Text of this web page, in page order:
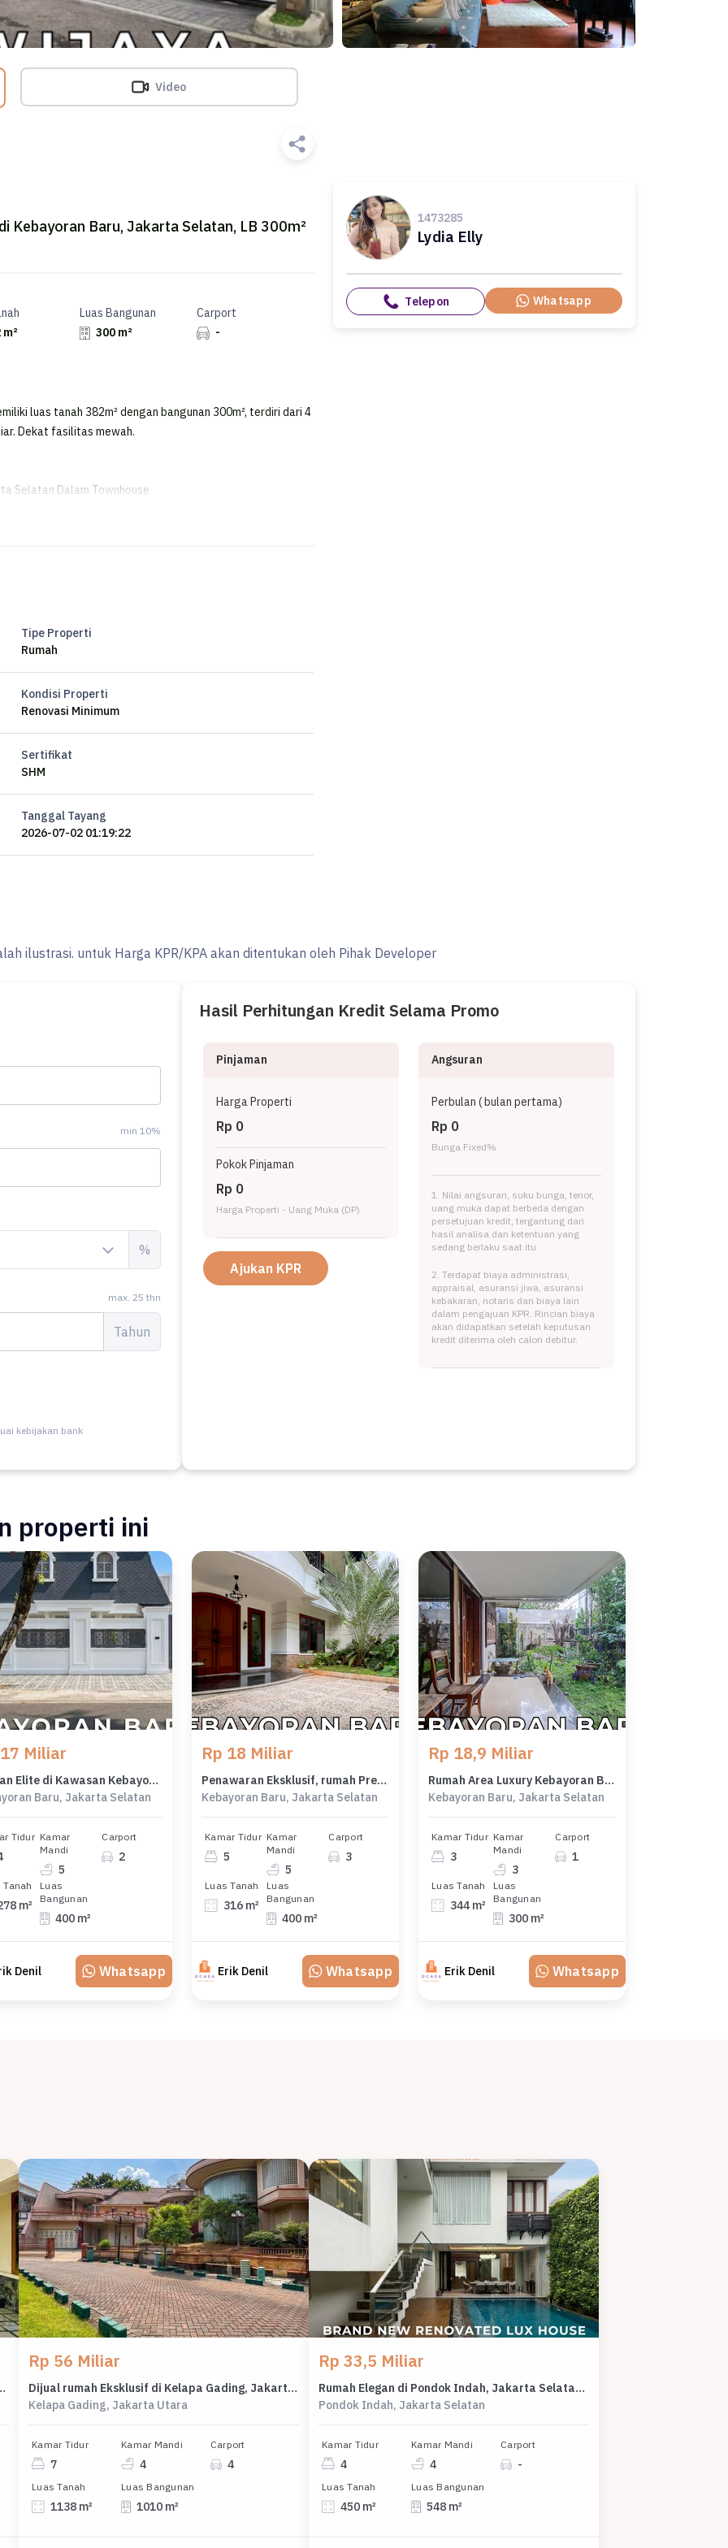
Video
Kebayoran Baru, Jakarta Selatan, LB 300m²
Luas Bangunan
300 m²
Carport
-
luas tanah 382m² dengan bangunan 300m², terdiri dari 4
Dekat fasilitas mewah.
Selatan Dalam Townhouse
Tipe Properti
Rumah
Kondisi Properti
Renovasi Minimum
Sertifikat
SHM
Tanggal Tayang
2026-07-02 01:19:22
1473285
Lydia Elly
Telepon Whatsapp
ilustrasi. untuk Harga KPR/KPA akan ditentukan oleh Pihak Developer
min 10%
%
max. 25 thn
Tahun
kebijakan bank
Hasil Perhitungan Kredit Selama Promo
Pinjaman
Harga Properti
Rp 0
Pokok Pinjaman
Rp 0
Harga Properti - Uang Muka (DP)
Ajukan KPR
Angsuran
Perbulan (bulan pertama)
Rp 0
Bunga Fixed%
1. Nilai angsuran, suku bunga, tenor,
uang muka dapat berbeda dengan
persetujuan kredit, tergantung dari
hasil analisa dan ketentuan yang
sedang berlaku saat itu.
2. Terdapat biaya administrasi,
appraisal, asuransi jiwa, asuransi
kebakaran, notaris dan biaya lain
dalam pengajuan KPR. Rincian biaya
akan didapatkan setelah keputusan
kredit diterima oleh calon debitur.
properti ini
Miliar
Hunian Elite di Kawasan Kebayoran Baru, Jakarta Selatan, LB 400m², Harga 17 Miliar
Baru, Jakarta Selatan
Tidur Kamar
Mandi
5
Carport
2
Tanah
m²
Luas
Bangunan
400 m²
Denil Whatsapp
Rp 18 Miliar
Penawaran Eksklusif, rumah Prestisius di Kebayoran Baru, Jakarta Selatan, LB 400m²
Kebayoran Baru, Jakarta Selatan
Kamar Tidur
5
Kamar
Mandi
5
Carport
3
Luas Tanah
316 m²
Luas
Bangunan
400 m²
Erik Denil Whatsapp
Rp 18,9 Miliar
Rumah Area Luxury Kebayoran Baru, Jakarta Selatan - Harga Terbaik 18,9 Miliar
Kebayoran Baru, Jakarta Selatan
Kamar Tidur
3
Kamar
Mandi
3
Carport
1
Luas Tanah
344 m²
Luas
Bangunan
300 m²
Erik Denil Whatsapp
3 KT, LT 410m²
Rp 56 Miliar
Dijual rumah Eksklusif di Kelapa Gading, Jakarta Utara - LT 1138m²
Kelapa Gading, Jakarta Utara
Kamar Tidur
7
Kamar Mandi
4
Carport
4
Luas Tanah
1138 m²
Luas Bangunan
1010 m²
Rp 33,5 Miliar
Rumah Elegan di Pondok Indah, Jakarta Selatan, 4 KT, LT 450m²
Pondok Indah, Jakarta Selatan
Kamar Tidur
4
Kamar Mandi
4
Carport
-
Luas Tanah
450 m²
Luas Bangunan
548 m²